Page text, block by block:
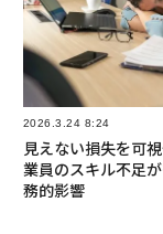
2026.3.24 8:24
見えない損失を可
業員のスキル不足
務的影響